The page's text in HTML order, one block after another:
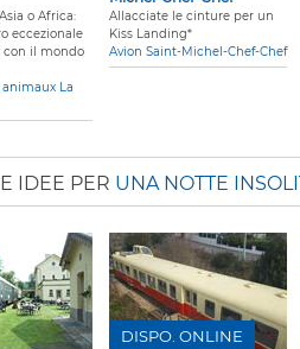
o Africa:
eccezionale
con il mondo
La
Allacciate le cinture per un
Kiss Landing*
Avion Saint-Michel-Chef-Chef
IDEE PER UNA NOTTE
DISPO. ONLINE